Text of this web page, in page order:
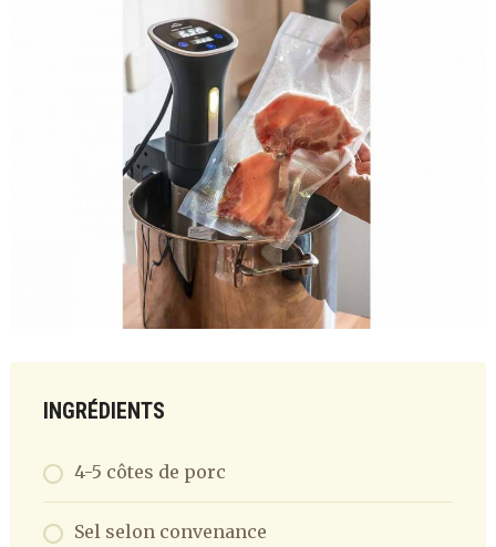
INGRÉDIENTS
4-5 côtes de porc
Sel selon convenance